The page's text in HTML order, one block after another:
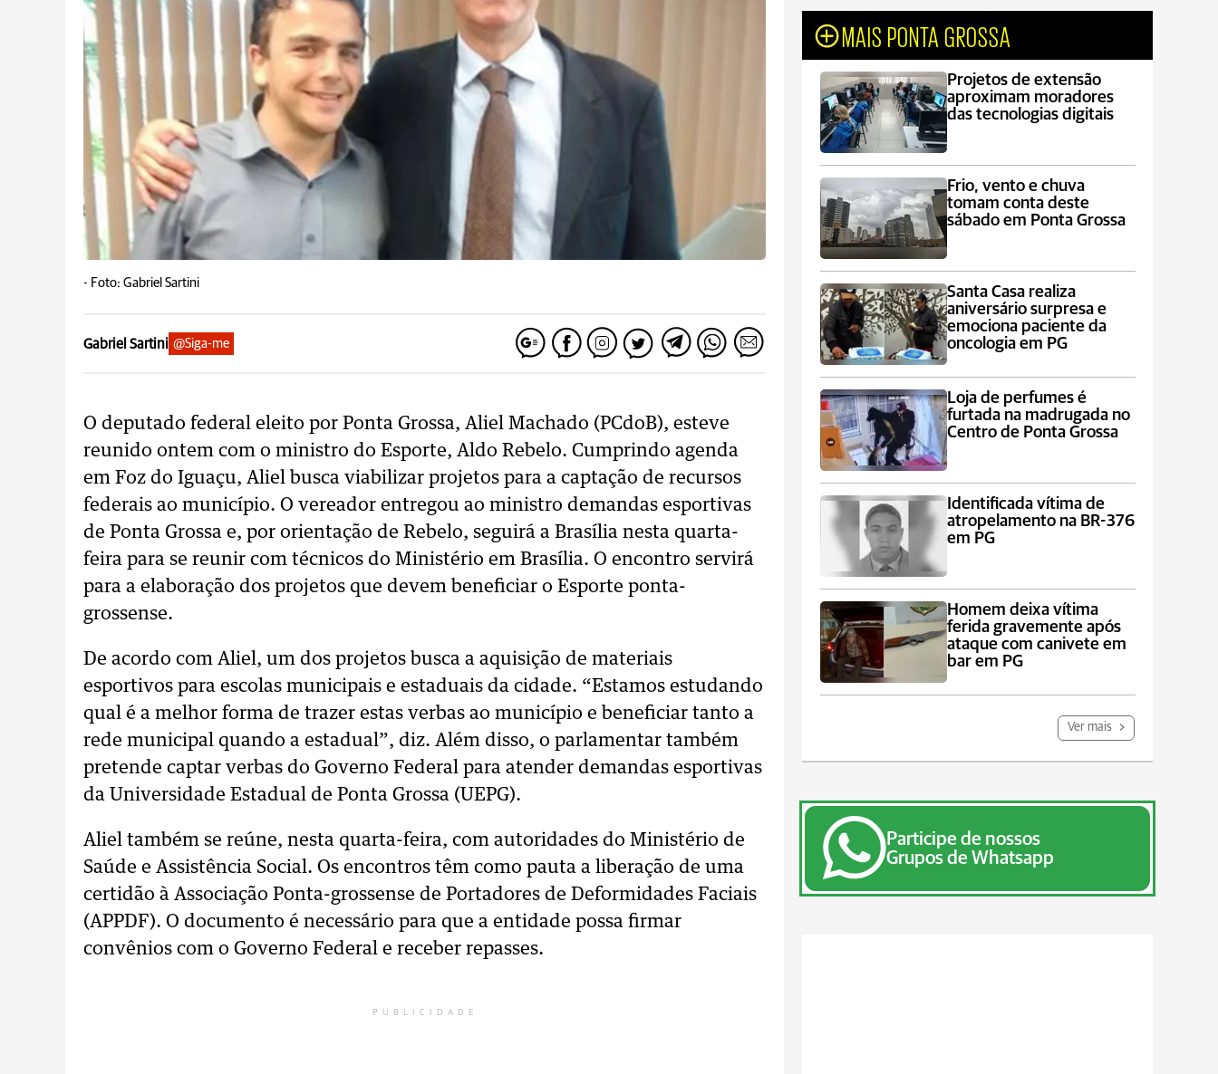
- Foto: Gabriel Sartini
Gabriel Sartini @Siga-me
O deputado federal eleito por Ponta Grossa, Aliel Machado (PCdoB), esteve
reunido ontem com o ministro do Esporte, Aldo Rebelo. Cumprindo agenda
em Foz do Iguaçu, Aliel busca viabilizar projetos para a captação de recursos
federais ao município. O vereador entregou ao ministro demandas esportivas
de Ponta Grossa e, por orientação de Rebelo, seguirá a Brasília nesta quarta-
feira para se reunir com técnicos do Ministério em Brasília. O encontro servirá
para a elaboração dos projetos que devem beneficiar o Esporte ponta-
grossense.
De acordo com Aliel, um dos projetos busca a aquisição de materiais
esportivos para escolas municipais e estaduais da cidade. “Estamos estudando
qual é a melhor forma de trazer estas verbas ao município e beneficiar tanto a
rede municipal quando a estadual”, diz. Além disso, o parlamentar também
pretende captar verbas do Governo Federal para atender demandas esportivas
da Universidade Estadual de Ponta Grossa (UEPG).
Aliel também se reúne, nesta quarta-feira, com autoridades do Ministério de
Saúde e Assistência Social. Os encontros têm como pauta a liberação de uma
certidão à Associação Ponta-grossense de Portadores de Deformidades Faciais
(APPDF). O documento é necessário para que a entidade possa firmar
convênios com o Governo Federal e receber repasses.
PUBLICIDADE
MAIS PONTA GROSSA
Projetos de extensão
aproximam moradores
das tecnologias digitais
Frio, vento e chuva
tomam conta deste
sábado em Ponta Grossa
Santa Casa realiza
aniversário surpresa e
emociona paciente da
oncologia em PG
Loja de perfumes é
furtada na madrugada no
Centro de Ponta Grossa
Identificada vítima de
atropelamento na BR-376
em PG
Homem deixa vítima
ferida gravemente após
ataque com canivete em
bar em PG
Ver mais
Participe de nossos
Grupos de Whatsapp